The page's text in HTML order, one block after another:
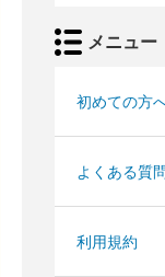
メニュー
初めての方
よくある質
利用規約